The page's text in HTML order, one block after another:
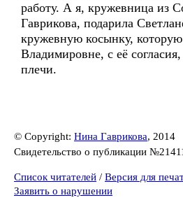
работу. А я, кружевница из
Гаврикова, подарила
кружевную косынку,
Владимировне, с её
плечи.
© Copyright: Нина Гаврикова, 2014
Свидетельство о публикации
Список читателей / Версия для
Заявить о нарушении